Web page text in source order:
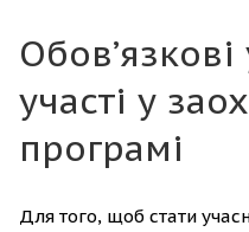
участі у
програмі
Для того, щоб стати